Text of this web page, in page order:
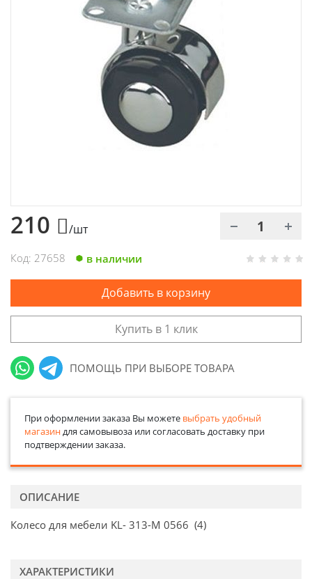
Электроды и проволока
210 /шт
Код: 27658 в наличии
Добавить в корзину
Купить в 1 клик
ПОМОЩЬ ПРИ ВЫБОРЕ ТОВАРА
При оформлении заказа Вы можете выбрать удобный
магазиндля самовывоза или согласовать доставку при
подтверждении заказа.
ОПИСАНИЕ
Колесо для мебели KL- 313-М 0566 (4)
ХАРАКТЕРИСТИКИ